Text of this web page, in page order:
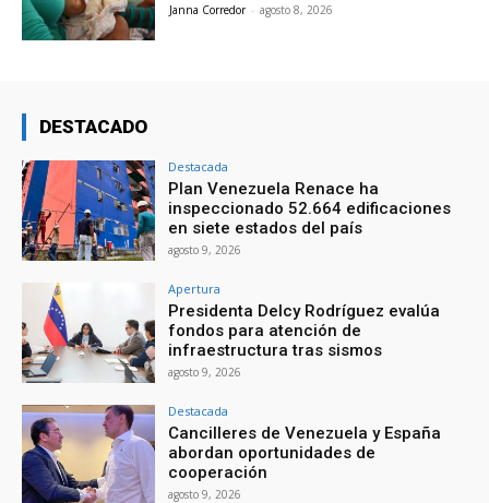
Janna Corredor - agosto 8, 2026
DESTACADO
Destacada
Plan Venezuela Renace ha
inspeccionado 52.664 edificaciones
en siete estados del país
agosto 9, 2026
Apertura
Presidenta Delcy Rodríguez evalúa
fondos para atención de
infraestructura tras sismos
agosto 9, 2026
Destacada
Cancilleres de Venezuela y España
abordan oportunidades de
cooperación
agosto 9, 2026